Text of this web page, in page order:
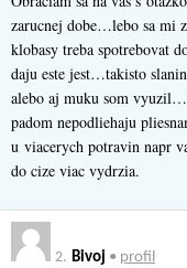
zarucnej dobe…lebo sa mi
klobasy treba spotrebovat
daju este jest…takisto
alebo aj muku som
padom nepodliehaju
u viacerych potravin napr
do cize viac vydrzia.
2. Bivoj • profil